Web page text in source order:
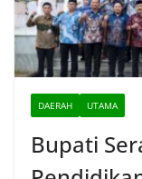
DAERAH UTAMA
Bupati